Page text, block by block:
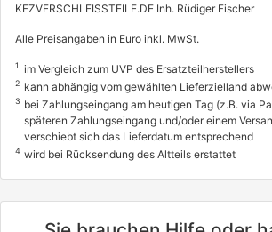
KFZVERSCHLEISSTEILE.DE Inh. Rüdiger Fischer
Alle Preisangaben in Euro inkl. MwSt.
1 im Vergleich zum UVP des Ersatzteilherstellers
2 kann abhängig vom gewählten Lieferzielland
3 bei Zahlungseingang am heutigen Tag (z.B. via
späteren Zahlungseingang und/oder einem
verschiebt sich das Lieferdatum entsprechend
4 wird bei Rücksendung des Altteils erstattet